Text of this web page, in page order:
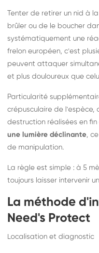
Tenter de retirer un nid à
brûler ou de le boucher
systématiquement une
frelon européen, c'est
peuvent attaquer
et plus douloureux que
Particularité
crépusculaire de
destruction réalisées en
une lumière déclinante,
de manipulation.
La règle est simple : à 5
toujours laisser intervenir
La méthode
Need's Protect
Localisation et diagnostic